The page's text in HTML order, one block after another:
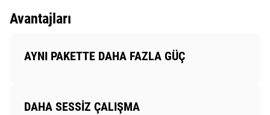
Avantajları
AYNI PAKETTE DAHA FAZLA GÜÇ
DAHA SESSİZ ÇALIŞMA